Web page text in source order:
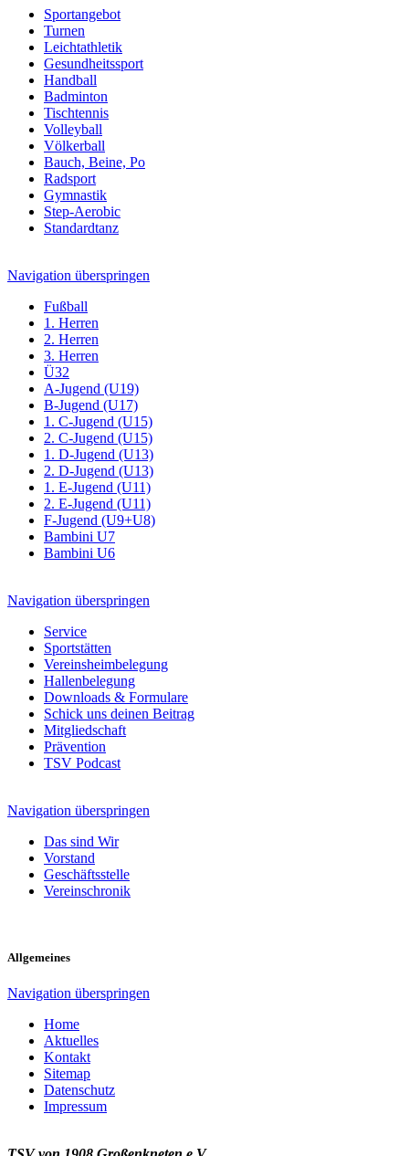
Sportangebot
Turnen
Leichtathletik
Gesundheitssport
Handball
Badminton
Tischtennis
Volleyball
Völkerball
Bauch, Beine, Po
Radsport
Gymnastik
Step-Aerobic
Standardtanz
Navigation überspringen
Fußball
1. Herren
2. Herren
3. Herren
Ü32
A-Jugend (U19)
B-Jugend (U17)
1. C-Jugend (U15)
2. C-Jugend (U15)
1. D-Jugend (U13)
2. D-Jugend (U13)
1. E-Jugend (U11)
2. E-Jugend (U11)
F-Jugend (U9+U8)
Bambini U7
Bambini U6
Navigation überspringen
Service
Sportstätten
Vereinsheimbelegung
Hallenbelegung
Downloads & Formulare
Schick uns deinen Beitrag
Mitgliedschaft
Prävention
TSV Podcast
Navigation überspringen
Das sind Wir
Vorstand
Geschäftsstelle
Vereinschronik
Allgemeines
Navigation überspringen
Home
Aktuelles
Kontakt
Sitemap
Datenschutz
Impressum